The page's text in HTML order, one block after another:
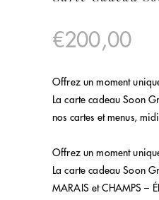
€200,00
Offrez un moment
La carte cadeau Soon
nos cartes et menus,
Offrez un moment
La carte cadeau Soon
MARAIS et CHAMPS –